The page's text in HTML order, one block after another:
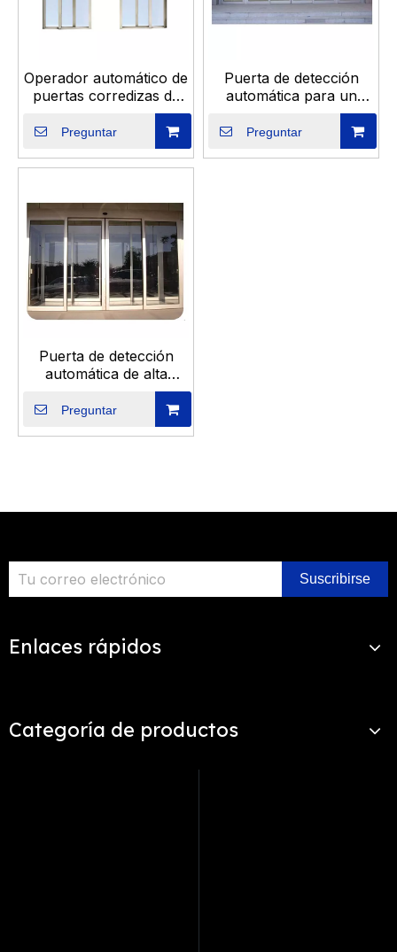
Operador automático de
puertas corredizas de
vidrio con motor de
puertas de servicio
Preguntar
Puerta de detección
automática para un
acceso sin costuras en
espacios comerciales
Preguntar
Puerta de detección
automática de alta
calidad para edificios
modernos
Preguntar
Suscribirse
Enlaces rápidos
Categoría de productos